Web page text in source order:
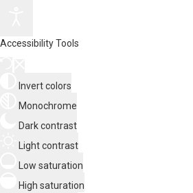
Accessibility Tools
Invert colors
Monochrome
Dark contrast
Light contrast
Low saturation
High saturation